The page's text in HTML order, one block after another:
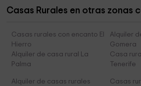
Casas Rurales en otras zonas
Casas rurales con encanto El
Hierro
Alquiler
Gomera
Alquiler de casa rural La
Palma
Casa
Tenerife
Alquiler de casas rurales
Casas